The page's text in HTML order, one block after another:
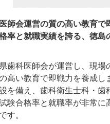
師会運営の質の高い教育で
率と就職実績を誇る、徳島
歯科医師会が運営し、現場
高い教育で即戦力を養成し
を備え、歯科衛生士科・歯
験合格率と就職率が非常に
す。